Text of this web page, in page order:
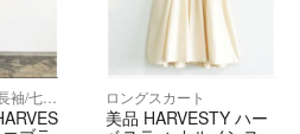
シャツ/ブラウス(長袖/七分) ロングスカート
美品 HARVESTY ハー